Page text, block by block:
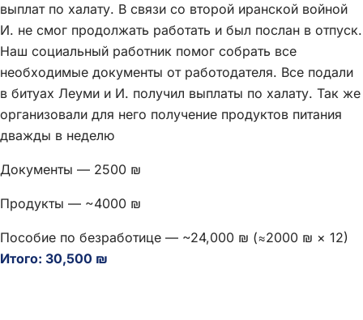
выплат по халату. В связи со второй иранской войной
И. не смог продолжать работать и был послан в отпуск.
Наш социальный работник помог собрать все
необходимые документы от работодателя. Все подали
в битуах Леуми и И. получил выплаты по халату. Так же
организовали для него получение продуктов питания
дважды в неделю
Документы — 2500 ₪
Продукты — ~4000 ₪
Пособие по безработице — ~24,000 ₪ (≈2000 ₪ × 12)
Итого: 30,500 ₪